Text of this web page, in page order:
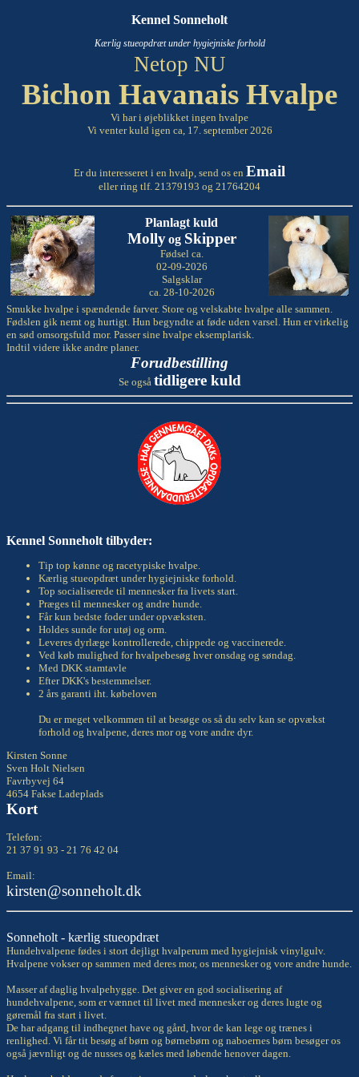
Kennel Sonneholt
Kærlig stueopdræt under hygiejniske forhold
Netop NU
Bichon Havanais Hvalpe
Vi har i øjeblikket ingen hvalpe
Vi venter kuld igen ca, 17. september 2026
Er du interesseret i en hvalp, send os en Email
eller ring tlf. 21379193 og 21764204
Planlagt kuld
Molly og Skipper
Fødsel ca.
02-09-2026
Salgsklar
ca. 28-10-2026
Smukke hvalpe i spændende farver. Store og velskabte hvalpe alle sammen.
Fødslen gik nemt og hurtigt. Hun begyndte at føde uden varsel. Hun er virkelig
en sød omsorgsfuld mor. Passer sine hvalpe eksemplarisk.
Indtil videre ikke andre planer.
Forudbestilling
Se også tidligere kuld
Kennel Sonneholt tilbyder:
Tip top kønne og racetypiske hvalpe.
Kærlig stueopdræt under hygiejniske forhold.
Top socialiserede til mennesker fra livets start.
Præges til mennesker og andre hunde.
Får kun bedste foder under opvæksten.
Holdes sunde for utøj og orm.
Leveres dyrlæge kontrollerede, chippede og vaccinerede.
Ved køb mulighed for hvalpebesøg hver onsdag og søndag.
Med DKK stamtavle
Efter DKK's bestemmelser.
2 års garanti iht. købeloven
Du er meget velkommen til at besøge os så du selv kan se opvækst
forhold og hvalpene, deres mor og vore andre dyr.
Kirsten Sonne
Sven Holt Nielsen
Favrbyvej 64
4654 Fakse Ladeplads
Kort
Telefon:
21 37 91 93 - 21 76 42 04
Email:
kirsten@sonneholt.dk
Sonneholt - kærlig stueopdræt
Hundehvalpene fødes i stort dejligt hvalperum med hygiejnisk vinylgulv.
Hvalpene vokser op sammen med deres mor, os mennesker og vore andre hunde.
Masser af daglig hvalpehygge. Det giver en god socialisering af
hundehvalpene, som er vænnet til livet med mennesker og deres lugte og
gøremål fra start i livet.
De har adgang til indhegnet have og gård, hvor de kan lege og trænes i
renlighed. Vi får tit besøg af børn og børnebørn og naboernes børn besøger os
også jævnligt og de nusses og kæles med løbende henover dagen.